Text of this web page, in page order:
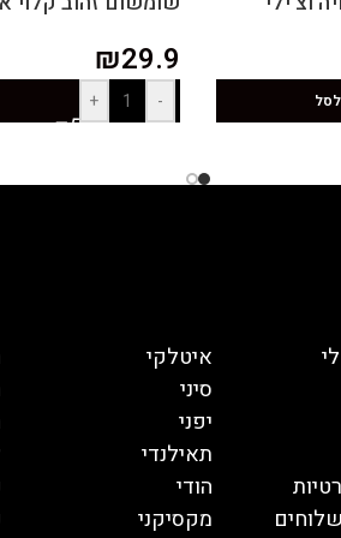
₪29.9
-
+
איטלקי
סיני
יפני
תאילנדי
הודי
מקסיקני